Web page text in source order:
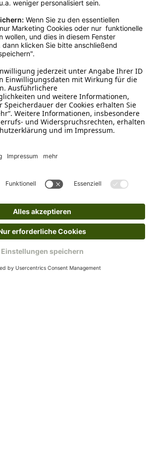
die
Rücksendeformular aus. Dieses
Verpacke die Artikel
sicher und klebe das
auf das Paket. Dieses kannst du
anfordern. Hast du als
schreibe uns eine Email an
dann lassen wir dir ein
Uhr, Sa 9 – 13 Uhr